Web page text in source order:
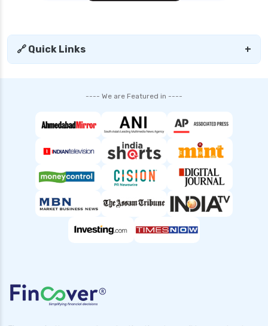
sbi personal loan interest rates
shriram finance personal loan interest rate
top 10 Personal loan apps
top10 rbi approved loan apps
🔗 Quick Links +
---- We are Featured in ----